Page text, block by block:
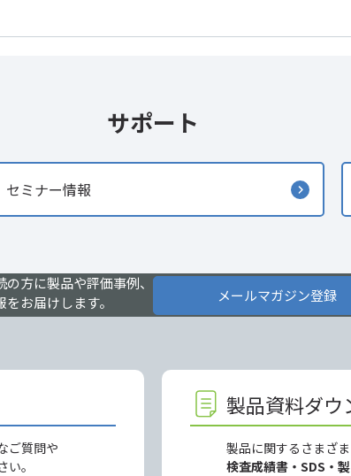
サポート
セミナー情報
方に製品や評価事例、
お届けします。
メールマガジン登録
ご質問や
。
製品資料ダウ
製品に関するさまざ
検査成績書・SDS・